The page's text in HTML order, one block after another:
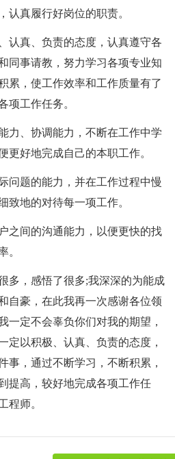
认真履行好岗位的职责。
认真、负责的态度，认真遵守各
同事请教，努力学习各项专业知
累，使工作效率和工作质量有了
项工作任务。
力、协调能力，不断在工作中学
更好地完成自己的本职工作。
问题的能力，并在工作过程中慢
致地的对待每一项工作。
之间的沟通能力，以便更快的找
。
多，感悟了很多;我深深的为能成
自豪，在此我再一次感谢各位领
一定不会辜负你们对我的期望，
定以积极、认真、负责的态度，
事，通过不断学习，不断积累，
提高，较好地完成各项工作任
程师。